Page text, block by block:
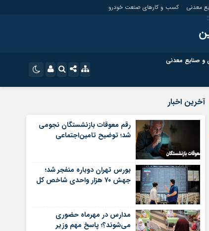
معدنی
کسب و کارهای صنعت خودرو
صنایع معدنی
سروش
ایتا
آپارات
اپلیکیشن
مرا به خاطر بسپار
صنعت خودرو کسب و کارهای گردشگری و هنر
و هنر
آخرین اخبار
رقم معوقات بازنشستگان نجومی
شد؛ توضیح تامین‌اجتماعی
بورس تهران دوباره منفجر شد؛
جهش ۷۰ هزار واحدی شاخص کل
مدارس در مهرماه حضوری
می‌شوند؟؛ پاسخ مهم وزیر